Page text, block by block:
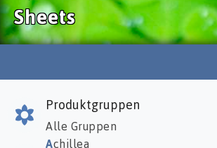
Sheets
Produktgruppen
Alle Gruppen
Achillea